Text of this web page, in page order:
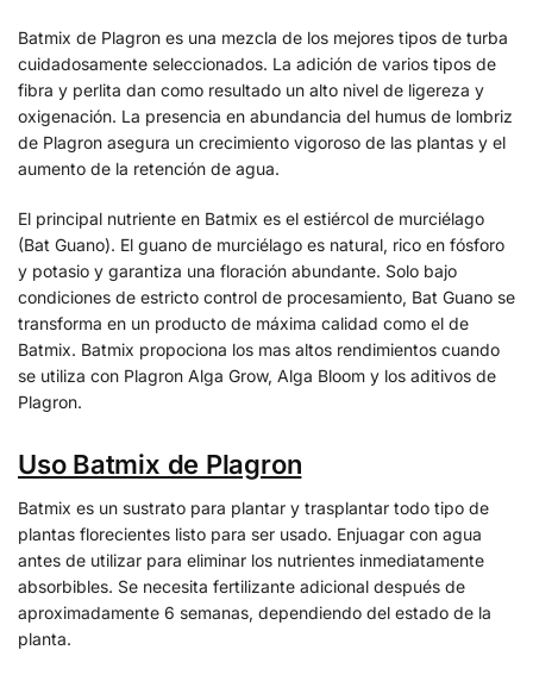
Batmix de Plagron es una mezcla de los mejores tipos de turba
cuidadosamente seleccionados. La adición de varios tipos de
fibra y perlita dan como resultado un alto nivel de ligereza y
oxigenación. La presencia en abundancia del humus de lombriz
de Plagron asegura un crecimiento vigoroso de las plantas y el
aumento de la retención de agua.
El principal nutriente en Batmix es el estiércol de murciélago
(Bat Guano). El guano de murciélago es natural, rico en fósforo
y potasio y garantiza una floración abundante. Solo bajo
condiciones de estricto control de procesamiento, Bat Guano se
transforma en un producto de máxima calidad como el de
Batmix. Batmix propociona los mas altos rendimientos cuando
se utiliza con Plagron Alga Grow, Alga Bloom y los aditivos de
Plagron.
Uso Batmix de Plagron
Batmix es un sustrato para plantar y trasplantar todo tipo de
plantas florecientes listo para ser usado. Enjuagar con agua
antes de utilizar para eliminar los nutrientes inmediatamente
absorbibles. Se necesita fertilizante adicional después de
aproximadamente 6 semanas, dependiendo del estado de la
planta.